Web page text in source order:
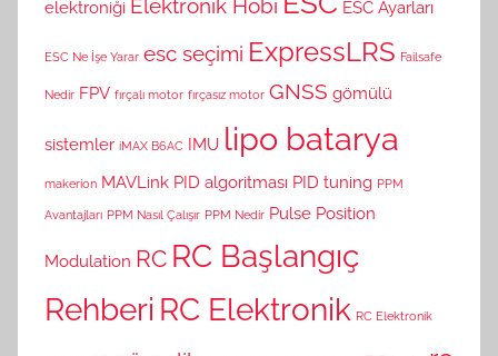
elektroniği Elektronik Hobi ESC Ayarları
ESC Ne İşe Yarar esc seçimi ExpressLRS Failsafe
Nedir FPV fırçalı motor fırçasız motor GNSS gömülü
sistemler iMAX B6AC IMU lipo batarya
makerion MAVLink PID algoritması PID tuning PPM
Avantajları PPM Nasıl Çalışır PPM Nedir Pulse Position
Modulation RC RC Başlangıç
Rehberi RC Elektronik RC Elektronik